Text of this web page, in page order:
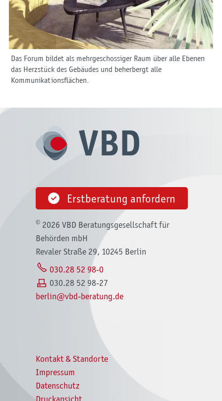
Das Forum bildet als mehrgeschossiger Raum über alle Ebenen
das Herzstück des Gebäudes und beherbergt alle
Kommunikationsflächen.
Erstberatung anfordern
© 2026 VBD Beratungsgesellschaft für
Behörden mbH
Revaler Straße 29, 10245 Berlin
030.28 52 98-0
030.28 52 98-27
b rl n vbd-b r t ng d
Kontakt & Standorte
Impressum
Datenschutz